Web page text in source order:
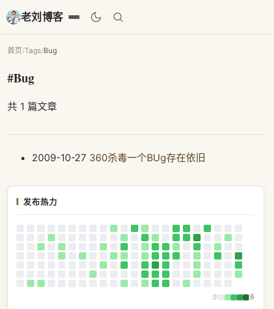
老刘博客
首页/Tags/Bug
#Bug
共 1 篇文章
2009-10-27 360杀毒一个BUg存在依旧
发布热力
少 多